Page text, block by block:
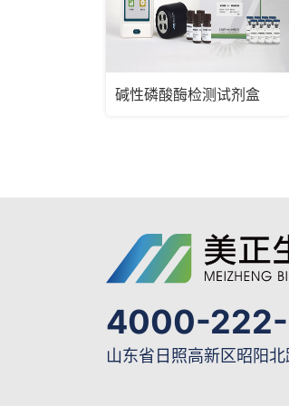
碱性磷酸酶检测试剂盒
4000-222-
山东省日照高新区昭阳